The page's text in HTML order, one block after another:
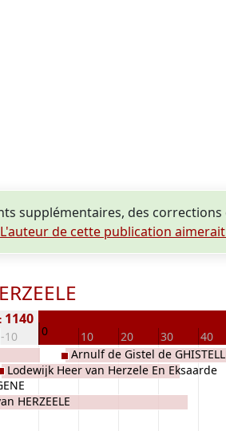
supplémentaires, des corrections
L'auteur de cette publication
-10 0 10 20 30 40
1140
HERZEELE
Lodewijk Heer van Herzele En Eksaarde
HERZEELE
Arnulf de Gistel de